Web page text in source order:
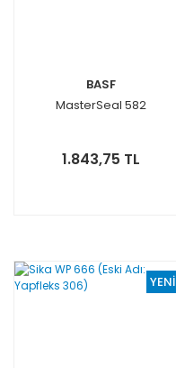
BASF
MasterSeal 582
1.843,75 TL
YENİ